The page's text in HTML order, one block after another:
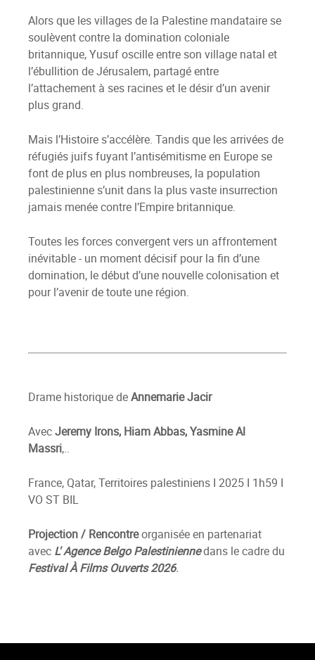
Alors que les villages de la Palestine mandataire se
soulèvent contre la domination coloniale
britannique, Yusuf oscille entre son village natal et
l’ébullition de Jérusalem, partagé entre
l’attachement à ses racines et le désir d’un avenir
plus grand.
Mais l’Histoire s’accélère. Tandis que les arrivées de
réfugiés juifs fuyant l’antisémitisme en Europe se
font de plus en plus nombreuses, la population
palestinienne s’unit dans la plus vaste insurrection
jamais menée contre l’Empire britannique.
Toutes les forces convergent vers un affrontement
inévitable - un moment décisif pour la fin d’une
domination, le début d’une nouvelle colonisation et
pour l’avenir de toute une région.
Drame historique deAnnemarie Jacir
AvecJeremy Irons, Hiam Abbas, Yasmine Al
Massri,..
France, Qatar, Territoires palestiniens I 2025 I 1h59 I
VO ST BIL
Projection / Rencontreorganisée en partenariat
avec L' Agence Belgo Palestiniennedans le cadre du
Festival À Films Ouverts 2026.